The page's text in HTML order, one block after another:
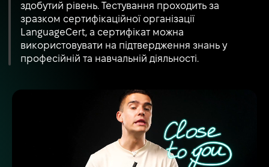
здобутий рівень. Тестування проходить за
зразком сертифікаційної організації
LanguageCert, а сертифікат можна
використовувати на підтвердження знань у
професійній та навчальній діяльності.